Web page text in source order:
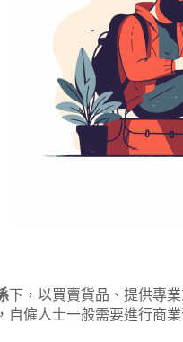
下，以買賣貨品、提供專
僱人士一般需要進行商業